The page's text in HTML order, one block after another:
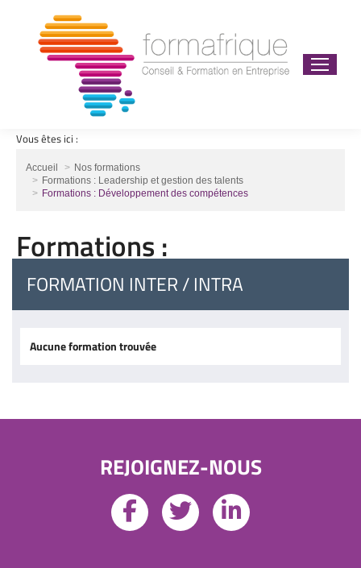
Vous êtes ici :
Vous êtes ici :
Accueil
Nos formations
Formations : Leadership et gestion des talents
Formations : Développement des compétences
Formations :
Développement des
compétences
FORMATION INTER / INTRA
Aucune formation trouvée
REJOIGNEZ-NOUS